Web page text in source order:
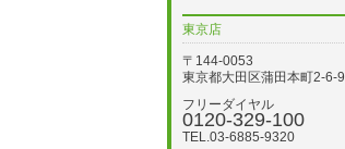
東京店
〒144-0053
東京都大田区蒲田本町2-6-9
フリーダイヤル
0120-329-100
TEL.03-6885-9320